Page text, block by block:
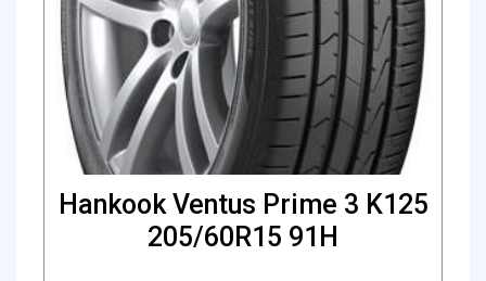
Hankook Ventus Prime 3 K125
205/60R15 91H